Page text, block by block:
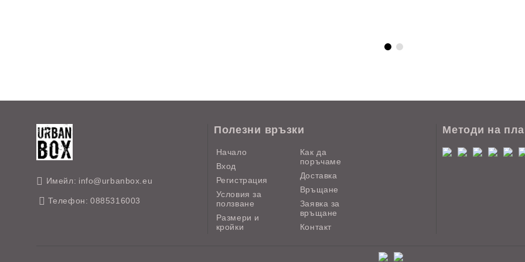
Имейл: info@urbanbox.eu
Телефон: 0885316003
Полезни връзки
Начало
Вход
Регистрация
Условия за
ползване
Размери и
кройки
Как да
поръчаме
Доставка
Връщане
Заявка за
връщане
Контакт
Методи на